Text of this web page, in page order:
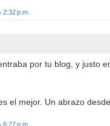
p.m.
por tu blog, y justo
el mejor. Un abrazo
p.m.